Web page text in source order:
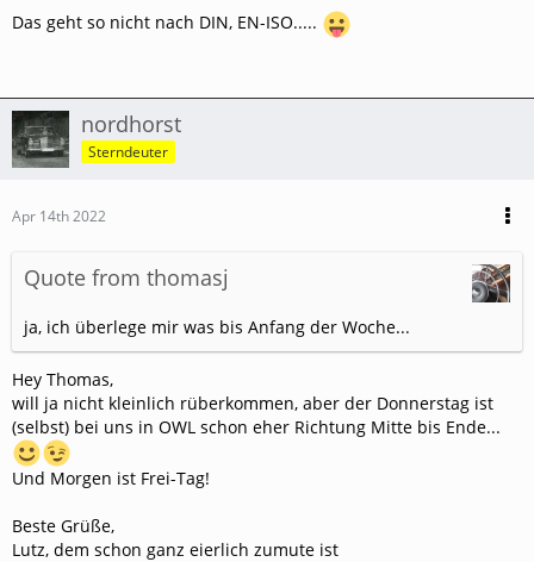
Das geht so nicht nach DIN, EN-ISO.....
nordhorst
Sterndeuter
Apr 14th 2022
Quote from thomasj
ja, ich überlege mir was bis Anfang der Woche...
Hey Thomas,
will ja nicht kleinlich rüberkommen, aber der Donnerstag ist
(selbst) bei uns in OWL schon eher Richtung Mitte bis Ende...
Und Morgen ist Frei-Tag!
Beste Grüße,
Lutz, dem schon ganz eierlich zumute ist